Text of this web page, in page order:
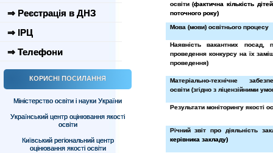
⇒ Реєстрація в ДНЗ
⇒ ІРЦ
⇒ Телефони
КОРИСНІ ПОСИЛАННЯ
Міністерство освіти і науки України
Український центр оцінювання якості
освіти
Київський регіональний центр
оцінювання якості освіти
освіти (фактична кількість
поточного року)
Мова (мови) освітнього процесу
Наявність вакантних посад,
проведення конкурсу на їх
проведення)
Матеріально-технічне
освіти (згідно з ліцензійними
Результати моніторингу якості
Річний звіт про діяльність
керівника закладу)